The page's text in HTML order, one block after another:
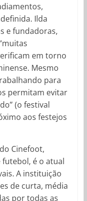
Ilda
e fundadoras,
em torno
Mesmo
para
permitam evitar
(o festival
aos festejos
Cinefoot,
é o atual
A instituição
de curta, média
por todas as